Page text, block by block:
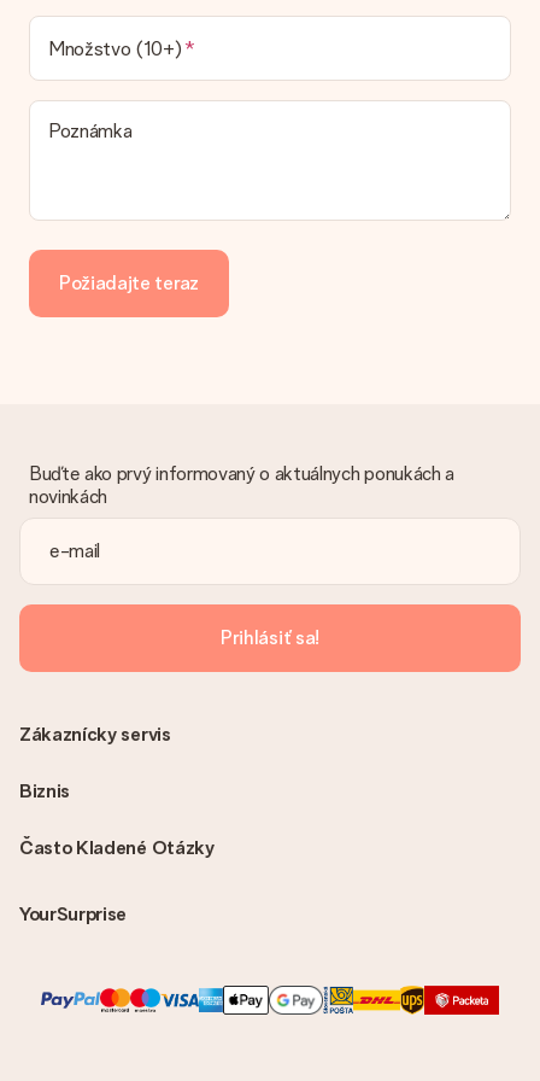
Momentálne nie je možné zvoliť si možnosť doručenia. Dar,
ktorý chcete objednať, je buď odoslaný ako balík alebo ako
doručenie poštovej schránky. Chcete vedieť, na ktorú
možnosť spadá vaša objednávka? Obráťte sa na náš
zákaznícky servis.
Ponúkame tieto spôsoby platby: iDeal, Paypal, kreditná karta,
manuálneho prevodu platby, prosím, vezmite do úvahy
dodatočný 3 dni na doručenie Vášho daru.
Je faktúra odoslaná spolu s objednávkou?
S objednávkou nie je odoslaná žiadna faktúra. Faktúru
svojom účte MySurprise. To znamená, že môžete mať dar
doručený priamo príjemcovi, čo z neho robí skutočné
prekvapenie!
Množstvo (10+)
Poznámka
Požiadajte teraz
Buďte ako prvý informovaný o aktuálnych ponukách a
novinkách
Prihlásiť sa!
Často Kladené Otázky
YourSurprise
Zákaznícky servis
Biznis